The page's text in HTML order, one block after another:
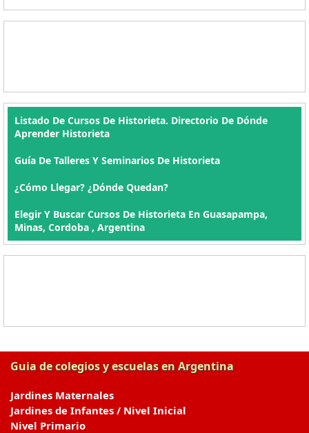
Listado De Cursos De Historieta. Directorio De Dónde
Aprender Historieta
Guía De Talleres Y Seminarios De Historieta
¿Cómo Llegar? ¿Dónde Quedan?
Elegir Y Buscar Cursos De Historieta En Guasapampa,
Minas, Cordoba , Argentina
Guia de colegios y escuelas en Argentina
Jardines Maternales
Jardines de Infantes / Nivel Inicial
Nivel Primario